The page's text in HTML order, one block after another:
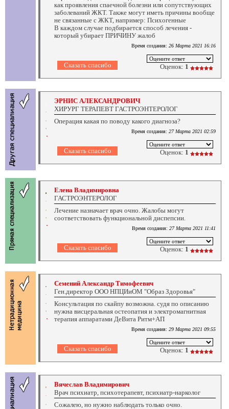
как проявления спаечной болезни или сопутствующих
заболеваний ЖКТ. Также могут иметь причины вообще
не связанные с ЖКТ, например: Психогенные
В каждом случае подбирается способ лечения -
который убирает ПРИЧИНУ жалоб
Время создания: 26 Марта 2021 16:16
Оценок: 1
ЭРНИС АЛЕКСАНДРОВИЧ
ХИРУРГ ТЕРАПЕВТ ГАСТРОЭНТЕРОЛОГ
Операция какая по поводу какого диагноза?
Время создания: 27 Марта 2021 02:59
Оценок: 1
Елена Владимировна
ГАСТРОЭНТЕРОЛОГ
Лечение назначает врач очно. Жалобы могут
соответствовать функциональной диспепсии.
Время создания: 27 Марта 2021 11:41
Оценок: 1
Семений Александр Тимофеевич
Ген.директор ООО НПЦИиОМ "Образ Здоровья"
Консультация по скайпу возможна. судя по описанию
нужна висцеральная остеопатия и электромагнитная
терапия аппаратами ДеВита Ритм+АП
Время создания: 29 Марта 2021 09:55
Оценок: 1
Вячеслав Владимирович
Врач психиатр, психотерапевт, психиатр-нарколог
Сожалею, но нужно наблюдать только очно.